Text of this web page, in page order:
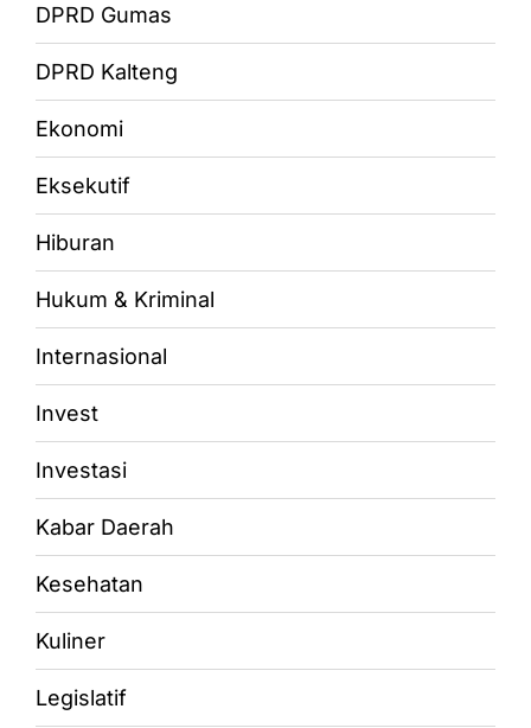
DPRD Gumas
DPRD Kalteng
Ekonomi
Eksekutif
Hiburan
Hukum & Kriminal
Internasional
Invest
Investasi
Kabar Daerah
Kesehatan
Kuliner
Legislatif